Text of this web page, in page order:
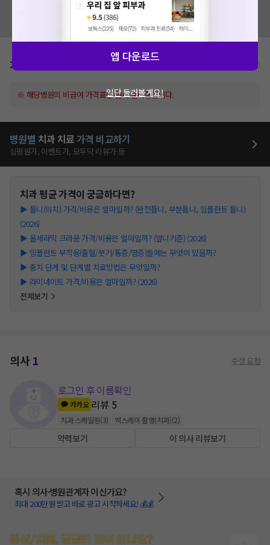
혹시 잘못된 병원정보가 있나요?
모두닥 팀에 알려주세요!
가격표
※ 해당병원의 비급여 가격표는 현재 준비중입니다.
병원별 치과 치료가격 비교하기
심평원가, 이벤트가, 모두닥 리뷰가 등
치과평균 가격이 궁금하다면?
▶ 틀니(의치) 가격/비용은 얼마일까? (완전틀니, 부분틀니, 임플란트 틀니)
(2026)
▶ 올세라믹 크라운 가격/비용은 얼마일까? (앞니기준) (2026)
▶ 임플란트 부작용(출혈/붓기/통증/염증)들에는 무엇이 있을까?
▶ 충치 단계 및 단계별 치료방법은 무엇일까?
▶ 라미네이트 가격/비용은 얼마일까? (2026)
전체보기
의사1 수정 요청
로그인 후 이름확인
카카오 리뷰 5
치과 스케일링(3) 엑스레이 촬영(치과)(2)
약력보기 이 의사 리뷰보기
혹시 의사·병원관계자 이신가요?
최대 200만원 받고 바로 광고 시작하세요! 💰💰
증상/치료, 궁금한 점이 있나요?
앱 다운로드
일단 둘러볼게요!